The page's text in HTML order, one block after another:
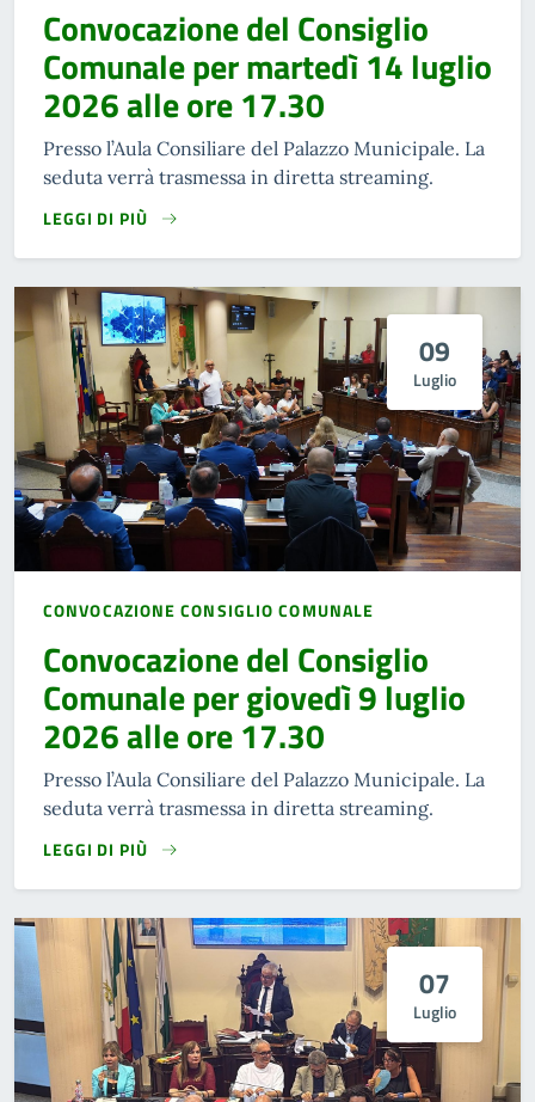
Convocazione del Consiglio
Comunale per martedì 14 luglio
2026 alle ore 17.30
Presso l’Aula Consiliare del Palazzo Municipale. La
seduta verrà trasmessa in diretta streaming.
LEGGI DI PIÙ
09
Luglio
CONVOCAZIONE CONSIGLIO COMUNALE
Convocazione del Consiglio
Comunale per giovedì 9 luglio
2026 alle ore 17.30
Presso l’Aula Consiliare del Palazzo Municipale. La
seduta verrà trasmessa in diretta streaming.
LEGGI DI PIÙ
07
Luglio